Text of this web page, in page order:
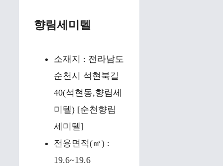
향림세미텔
소재지 : 전라남도
순천시 석현북길
40(석현동,향림세
미텔) [순천향림
세미텔]
전용면적(㎡) :
19.6~19.6